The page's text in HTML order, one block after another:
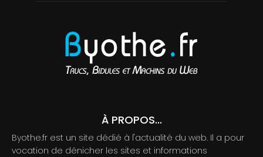
À PROPOS...
Byothe.fr est un site dédié à l'actualité du web. Il a pour
vocation de dénicher les sites et informations